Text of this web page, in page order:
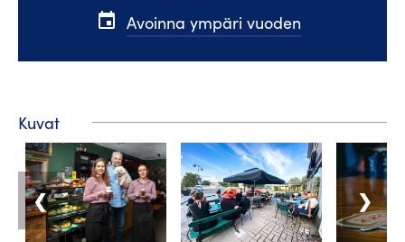
event Avoinna ympäri vuoden
Kuvat
❮ ❯